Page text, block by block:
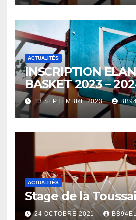
ACTUALITÉS
INSCRIPTION
BASKET 2023 –
13 SEPTEMBRE 2023
ACTUALITÉS
Stage de la
24 OCTOBRE 2021